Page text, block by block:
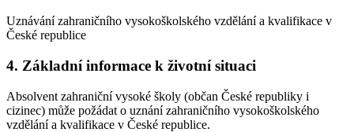
Uznávání zahraničního vysokoškolského vzdělání a kvalifikace v
České republice
4. Základní informace k životní situaci
Absolvent zahraniční vysoké školy (občan České republiky i
cizinec) může požádat o uznání zahraničního vysokoškolského
vzdělání a kvalifikace v České republice.